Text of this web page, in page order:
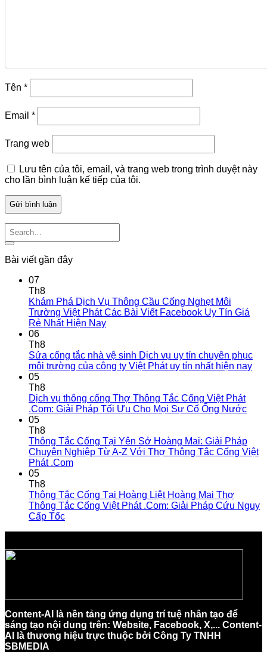
Tên *
Email *
Trang web
Lưu tên của tôi, email, và trang web trong trình duyệt này
cho lần bình luận kế tiếp của tôi.
Bài viết gần đây
07
Th8
Khám Phá Dịch Vụ Thông Cầu Cống Nghẹt Môi
Trường Việt Phát Các Bài Viết Facebook Uy Tín Giá
Rẻ Nhất Hiện Nay
06
Th8
Sửa cống tắc nhà vệ sinh Dịch vụ uy tín chuyên phục
môi trường của công ty Việt Phát uy tín nhất hiện nay
05
Th8
Dịch vụ thông cống Thợ Thông Tắc Cống Việt Phát
.Com: Giải Pháp Tối Ưu Cho Mọi Sự Cố Ống Nước
05
Th8
Thông Tắc Cống Tại Yên Sở Hoàng Mai: Giải Pháp
Chuyên Nghiệp Từ A-Z Với Thợ Thông Tắc Cống Việt
Phát .Com
05
Th8
Thông Tắc Cống Tại Hoàng Liệt Hoàng Mai Thợ
Thông Tắc Cống Việt Phát .Com: Giải Pháp Cứu Nguy
Cấp Tốc
Content-AI là nền tảng ứng dụng trí tuệ nhân tạo để
sáng tạo nội dung trên: Website, Facebook, X,... Content-
AI là thương hiệu trực thuộc bởi Công Ty TNHH
SBMEDIA